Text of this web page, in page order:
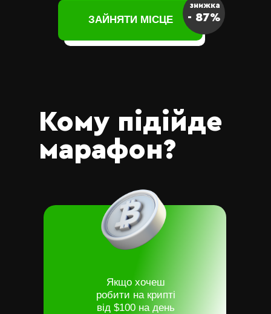
ЗАЙНЯТИ МІСЦЕ - 87%
знижка
Кому підійде
марафон?
Якщо хочеш
робити на крипті
від $100 на день